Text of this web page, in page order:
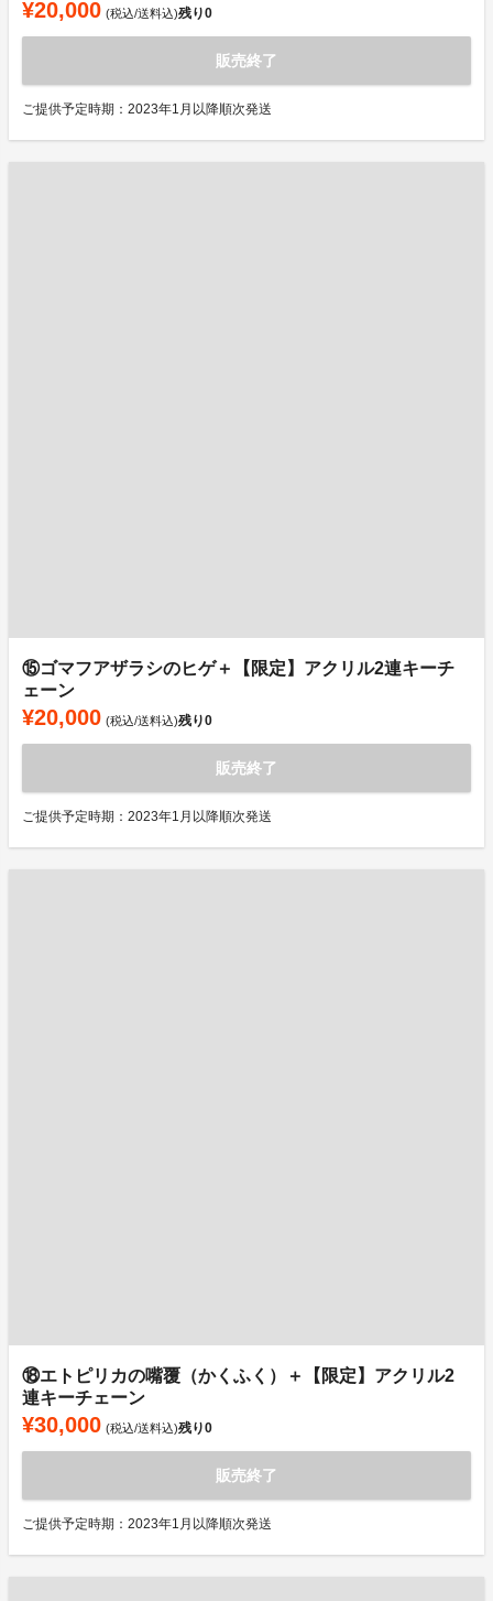
¥20,000 (税込/送料込)残り0
販売終了
ご提供予定時期：2023年1月以降順次発送
⑮ゴマフアザラシのヒゲ＋【限定】アクリル2連キーチ
ェーン
¥20,000 (税込/送料込)残り0
販売終了
ご提供予定時期：2023年1月以降順次発送
⑱エトピリカの嘴覆（かくふく）＋【限定】アクリル2
連キーチェーン
¥30,000 (税込/送料込)残り0
販売終了
ご提供予定時期：2023年1月以降順次発送